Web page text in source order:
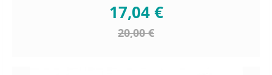
17,04 €
20,00 €